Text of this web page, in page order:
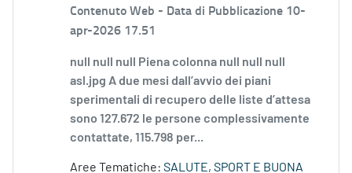
Contenuto Web - Data di Pubblicazione 10-
apr-2026 17.51
null null null Piena colonna null null null
asl.jpg A due mesi dall’avvio dei piani
sperimentali di recupero delle liste d’attesa
sono 127.672 le persone complessivamente
contattate, 115.798 per...
Aree Tematiche: SALUTE, SPORT E BUONA